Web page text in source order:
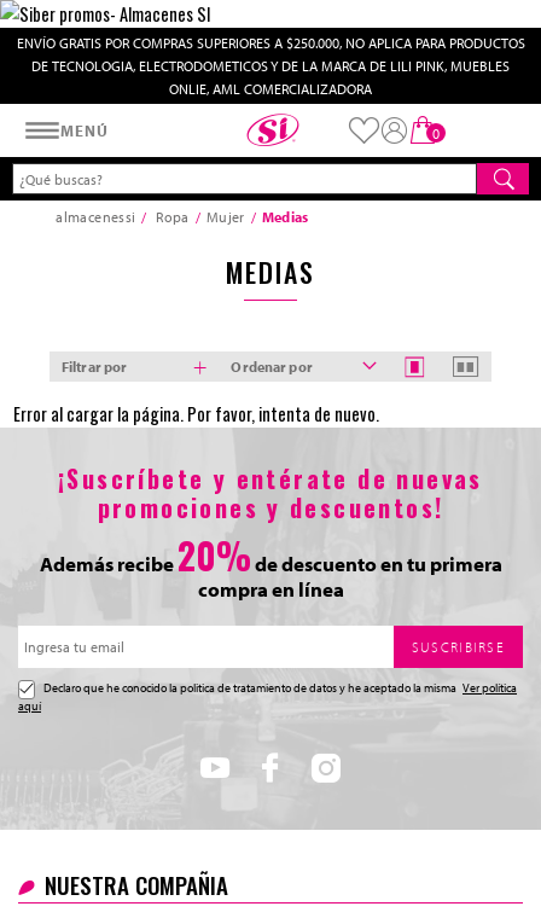
ENVÍO GRATIS POR COMPRAS SUPERIORES A $250.000, NO APLICA PARA PRODUCTOS
DE TECNOLOGIA, ELECTRODOMETICOS Y DE LA MARCA DE LILI PINK, MUEBLES
ONLIE, AML COMERCIALIZADORA
MENÚ
Almacenes SI
0
almacenessi Ropa Mujer Medias
MEDIAS
Filtrar por Ordenar por
Error al cargar la página. Por favor, intenta de nuevo.
¡Suscríbete y entérate de nuevas
promociones y descuentos!
Además recibe20%de descuento en tu primera
compra en línea
SUSCRIBIRSE
Declaro que he conocido la politica de tratamiento de datos y he aceptado la misma Ver política
aquí
NUESTRA COMPAÑIA